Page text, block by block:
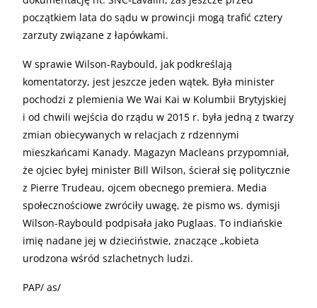
początkiem lata do sądu w prowincji mogą trafić cztery
zarzuty związane z łapówkami.
W sprawie Wilson-Raybould, jak podkreślają
komentatorzy, jest jeszcze jeden wątek. Była minister
pochodzi z plemienia We Wai Kai w Kolumbii Brytyjskiej
i od chwili wejścia do rządu w 2015 r. była jedną z twarzy
zmian obiecywanych w relacjach z rdzennymi
mieszkańcami Kanady. Magazyn Macleans przypomniał,
że ojciec byłej minister Bill Wilson, ścierał się politycznie
z Pierre Trudeau, ojcem obecnego premiera. Media
społecznościowe zwróciły uwagę, że pismo ws. dymisji
Wilson-Raybould podpisała jako Puglaas. To indiańskie
imię nadane jej w dzieciństwie, znaczące „kobieta
urodzona wśród szlachetnych ludzi.
PAP/ as/